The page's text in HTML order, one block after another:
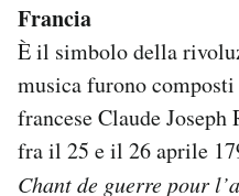
Francia
È il simbolo della
musica furono
francese Claude
fra il 25 e il 26 aprile
Chant de guerre pour